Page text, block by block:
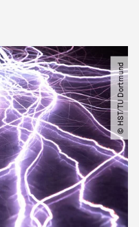
© HST​/​TU Dortmund